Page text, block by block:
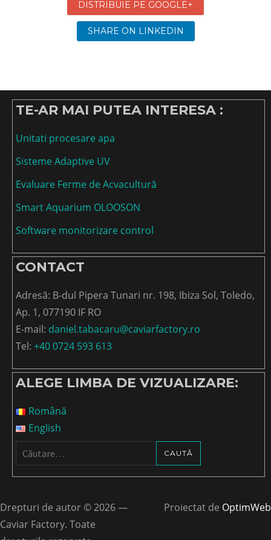
DISTRIBUIE PE GOOGLE+
SHARE ON LINKEDIN
TE-AR MAI PUTEA INTERESA :
Unitati procesare apa
Sisteme Adaptive UV
Evaluare Ferme de Acvacultură
Smart Aquarium OLOOSON
Software monitorizare control
CONTACT
Adresă: B-dul Pipera Tunari nr. 198, Ibiza Sol, Toledo,
Ap. 1, 077190 IF RO
E-mail: daniel.tabacaru@caviarfactory.ro
Tel: +40 0724 593 613
ALEGE LIMBA DE VIZUALIZARE:
Română
English
Caută
după:
Drepturi de autor © 2026 —
Caviar Factory. Toate
Proiectat de OptimWeb